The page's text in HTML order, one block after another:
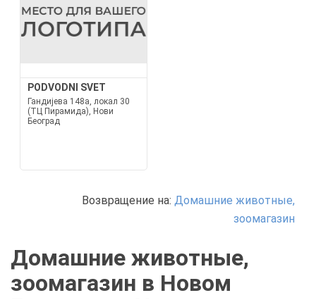
PODVODNI SVET
Гандијева 148а, локал 30
(ТЦ Пирамида), Нови
Београд
Возвращение на: Домашние животные,
зоомагазин
Домашние животные,
зоомагазин в Новом